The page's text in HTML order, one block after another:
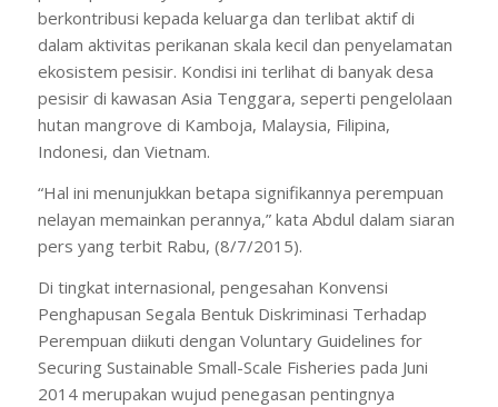
berkontribusi kepada keluarga dan terlibat aktif di
dalam aktivitas perikanan skala kecil dan penyelamatan
ekosistem pesisir. Kondisi ini terlihat di banyak desa
pesisir di kawasan Asia Tenggara, seperti pengelolaan
hutan mangrove di Kamboja, Malaysia, Filipina,
Indonesi, dan Vietnam.
“Hal ini menunjukkan betapa signifikannya perempuan
nelayan memainkan perannya,” kata Abdul dalam siaran
pers yang terbit Rabu, (8/7/2015).
Di tingkat internasional, pengesahan Konvensi
Penghapusan Segala Bentuk Diskriminasi Terhadap
Perempuan diikuti dengan Voluntary Guidelines for
Securing Sustainable Small-Scale Fisheries pada Juni
2014 merupakan wujud penegasan pentingnya